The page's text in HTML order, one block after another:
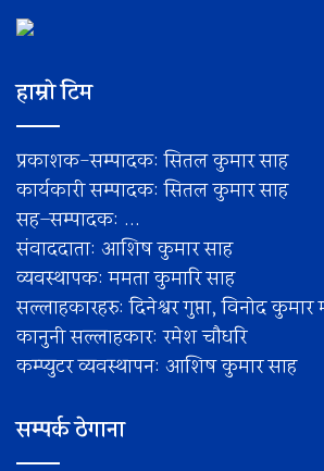
हाम्रो टिम
प्रकाशक-सम्पादक: सितल कुमार साह
कार्यकारी सम्पादक: सितल कुमार साह
सह–सम्पादक: ...
संवाददाता: आशिष कुमार साह
व्यवस्थापक: ममता कुमारि साह
सल्लाहकारहरु: दिनेश्वर गुप्ता, विनोद
कानुनी सल्लाहकार: रमेश चाैधरि
कम्प्युटर व्यवस्थापन: आशिष कुमार साह
सम्पर्क ठेगाना